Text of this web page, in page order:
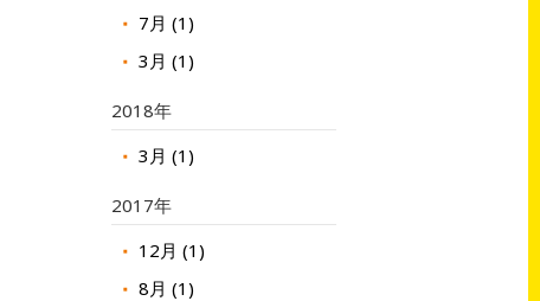
7月 (1)
3月 (1)
2018年
3月 (1)
2017年
12月 (1)
8月 (1)